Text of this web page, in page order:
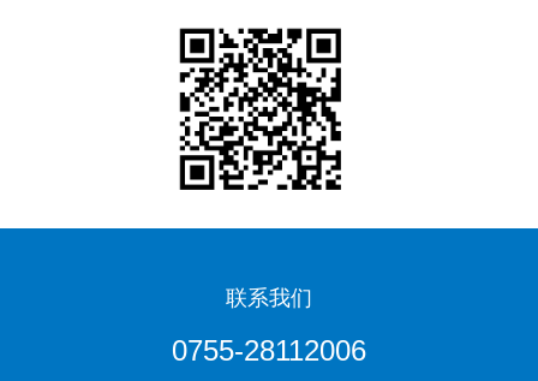
联系我们
0755-28112006